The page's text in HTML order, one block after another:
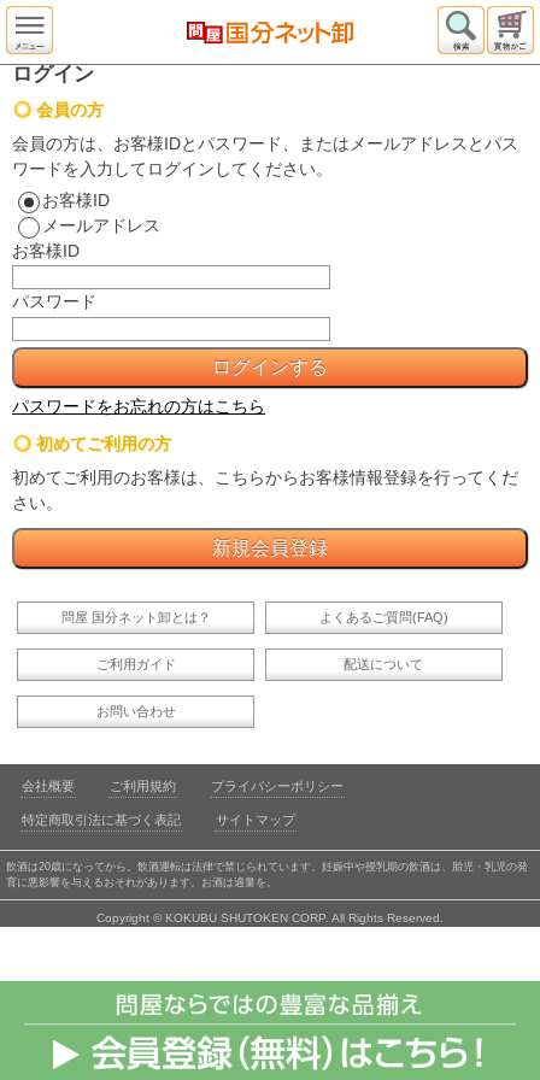
ログイン
会員の方
会員の方は、お客様IDとパスワード、またはメールアドレスとパス
ワードを入力してログインしてください。
お客様ID
メールアドレス
お客様ID
パスワード
パスワードをお忘れの方はこちら
初めてご利用の方
初めてご利用のお客様は、こちらからお客様情報登録を行ってくだ
さい。
問屋 国分ネット卸とは？ よくあるご質問(FAQ)
ご利用ガイド 配送について
お問い合わせ
会社概要 ご利用規約 プライバシーポリシー
特定商取引法に基づく表記 サイトマップ
飲酒は20歳になってから。飲酒運転は法律で禁じられています。妊娠中や授乳期の飲酒は、胎児・乳児の発
育に悪影響を与えるおそれがあります。お酒は適量を。
Copyright © KOKUBU SHUTOKEN CORP. All Rights Reserved.